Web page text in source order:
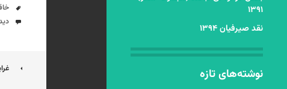
۱۳۹۱
نقد صیرفیان ۱۳۹۴
نوشته‌های تازه